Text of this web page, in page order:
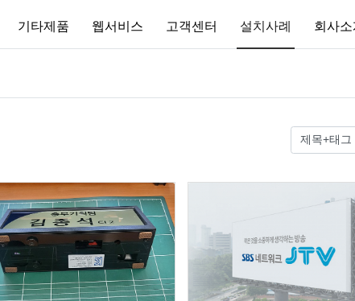
기타제품 웹서비스 고객센터 설치사례 회사소
0 1090 2 0 0 1790